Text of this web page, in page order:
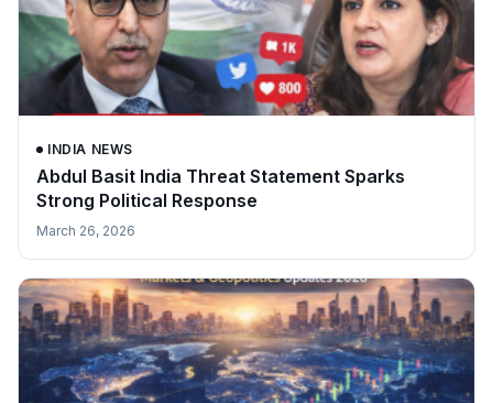
INDIA NEWS
Abdul Basit India Threat Statement Sparks
Strong Political Response
March 26, 2026